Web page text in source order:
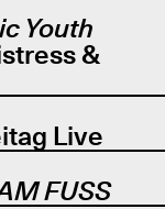
Youth
&
Live
FUSS